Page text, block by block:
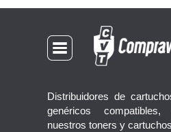
Distribuidores de
genéricos compatibles,
nuestros toners y